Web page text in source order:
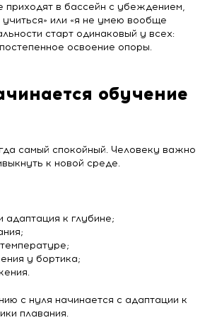
приходят в бассейн с убеждением,
или «я не умею вообще
старт одинаковый у всех:
освоение опоры.
обучение
самый спокойный. Человеку важно
к новой среде.
адаптация к глубине;
у бортика;
с нуля начинается с адаптации к
плавания.